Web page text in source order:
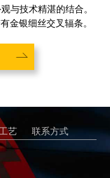
与技术精湛的结合。
金银细丝交叉辐条。
艺 联系方式